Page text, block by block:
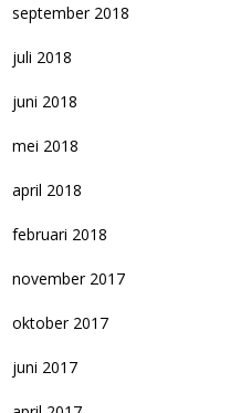
september 2018
juli 2018
juni 2018
mei 2018
april 2018
februari 2018
november 2017
oktober 2017
juni 2017